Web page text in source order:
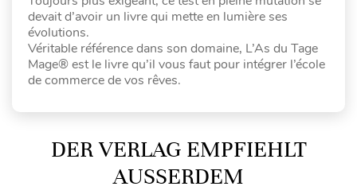
devait d’avoir un livre qui mette en lumière ses
évolutions.
Véritable référence dans son domaine, L’As du Tage
Mage® est le livre qu’il vous faut pour intégrer l’école
de commerce de vos rêves.
DER VERLAG EMPFIEHLT
AUSSERDEM